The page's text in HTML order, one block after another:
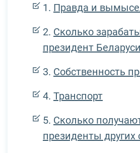
Правда и
Сколько
президент Беларуси
Собственность
Транспорт
Сколько
президенты других